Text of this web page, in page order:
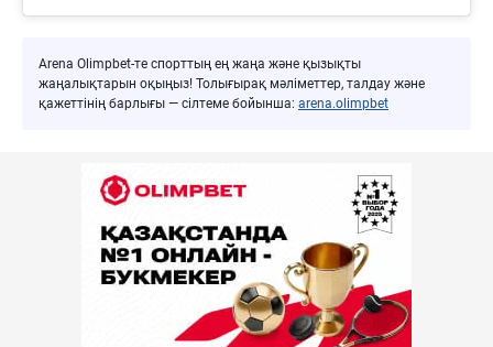
Arena Olimpbet-те спорттың ең жаңа және қызықты
жаңалықтарын оқыңыз! Толығырақ мәліметтер, талдау және
қажеттінің барлығы — сілтеме бойынша: arena.olimpbet